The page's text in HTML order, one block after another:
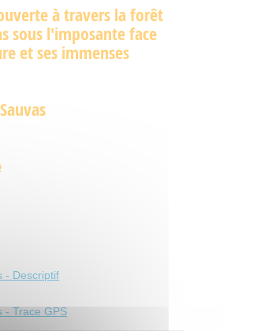
à travers la forêt
sous l'imposante face
et ses immenses
- Descriptif
- Trace GPS